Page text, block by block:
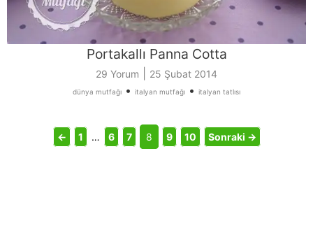
Portakallı Panna Cotta
29 Yorum 25 Şubat 2014
dünya mutfağı • italyan mutfağı • italyan tatlısı
← 1 … 6 7 8 9 10 Sonraki →